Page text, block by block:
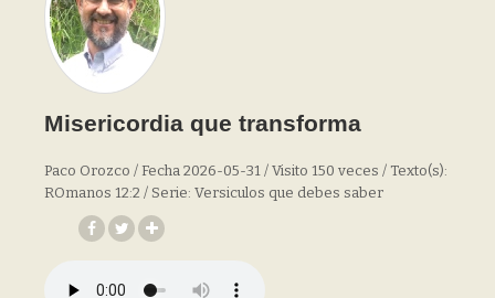
Misericordia que transforma
Paco Orozco / Fecha 2026-05-31 / Visito 150 veces / Texto(s):
ROmanos 12:2 / Serie: Versiculos que debes saber